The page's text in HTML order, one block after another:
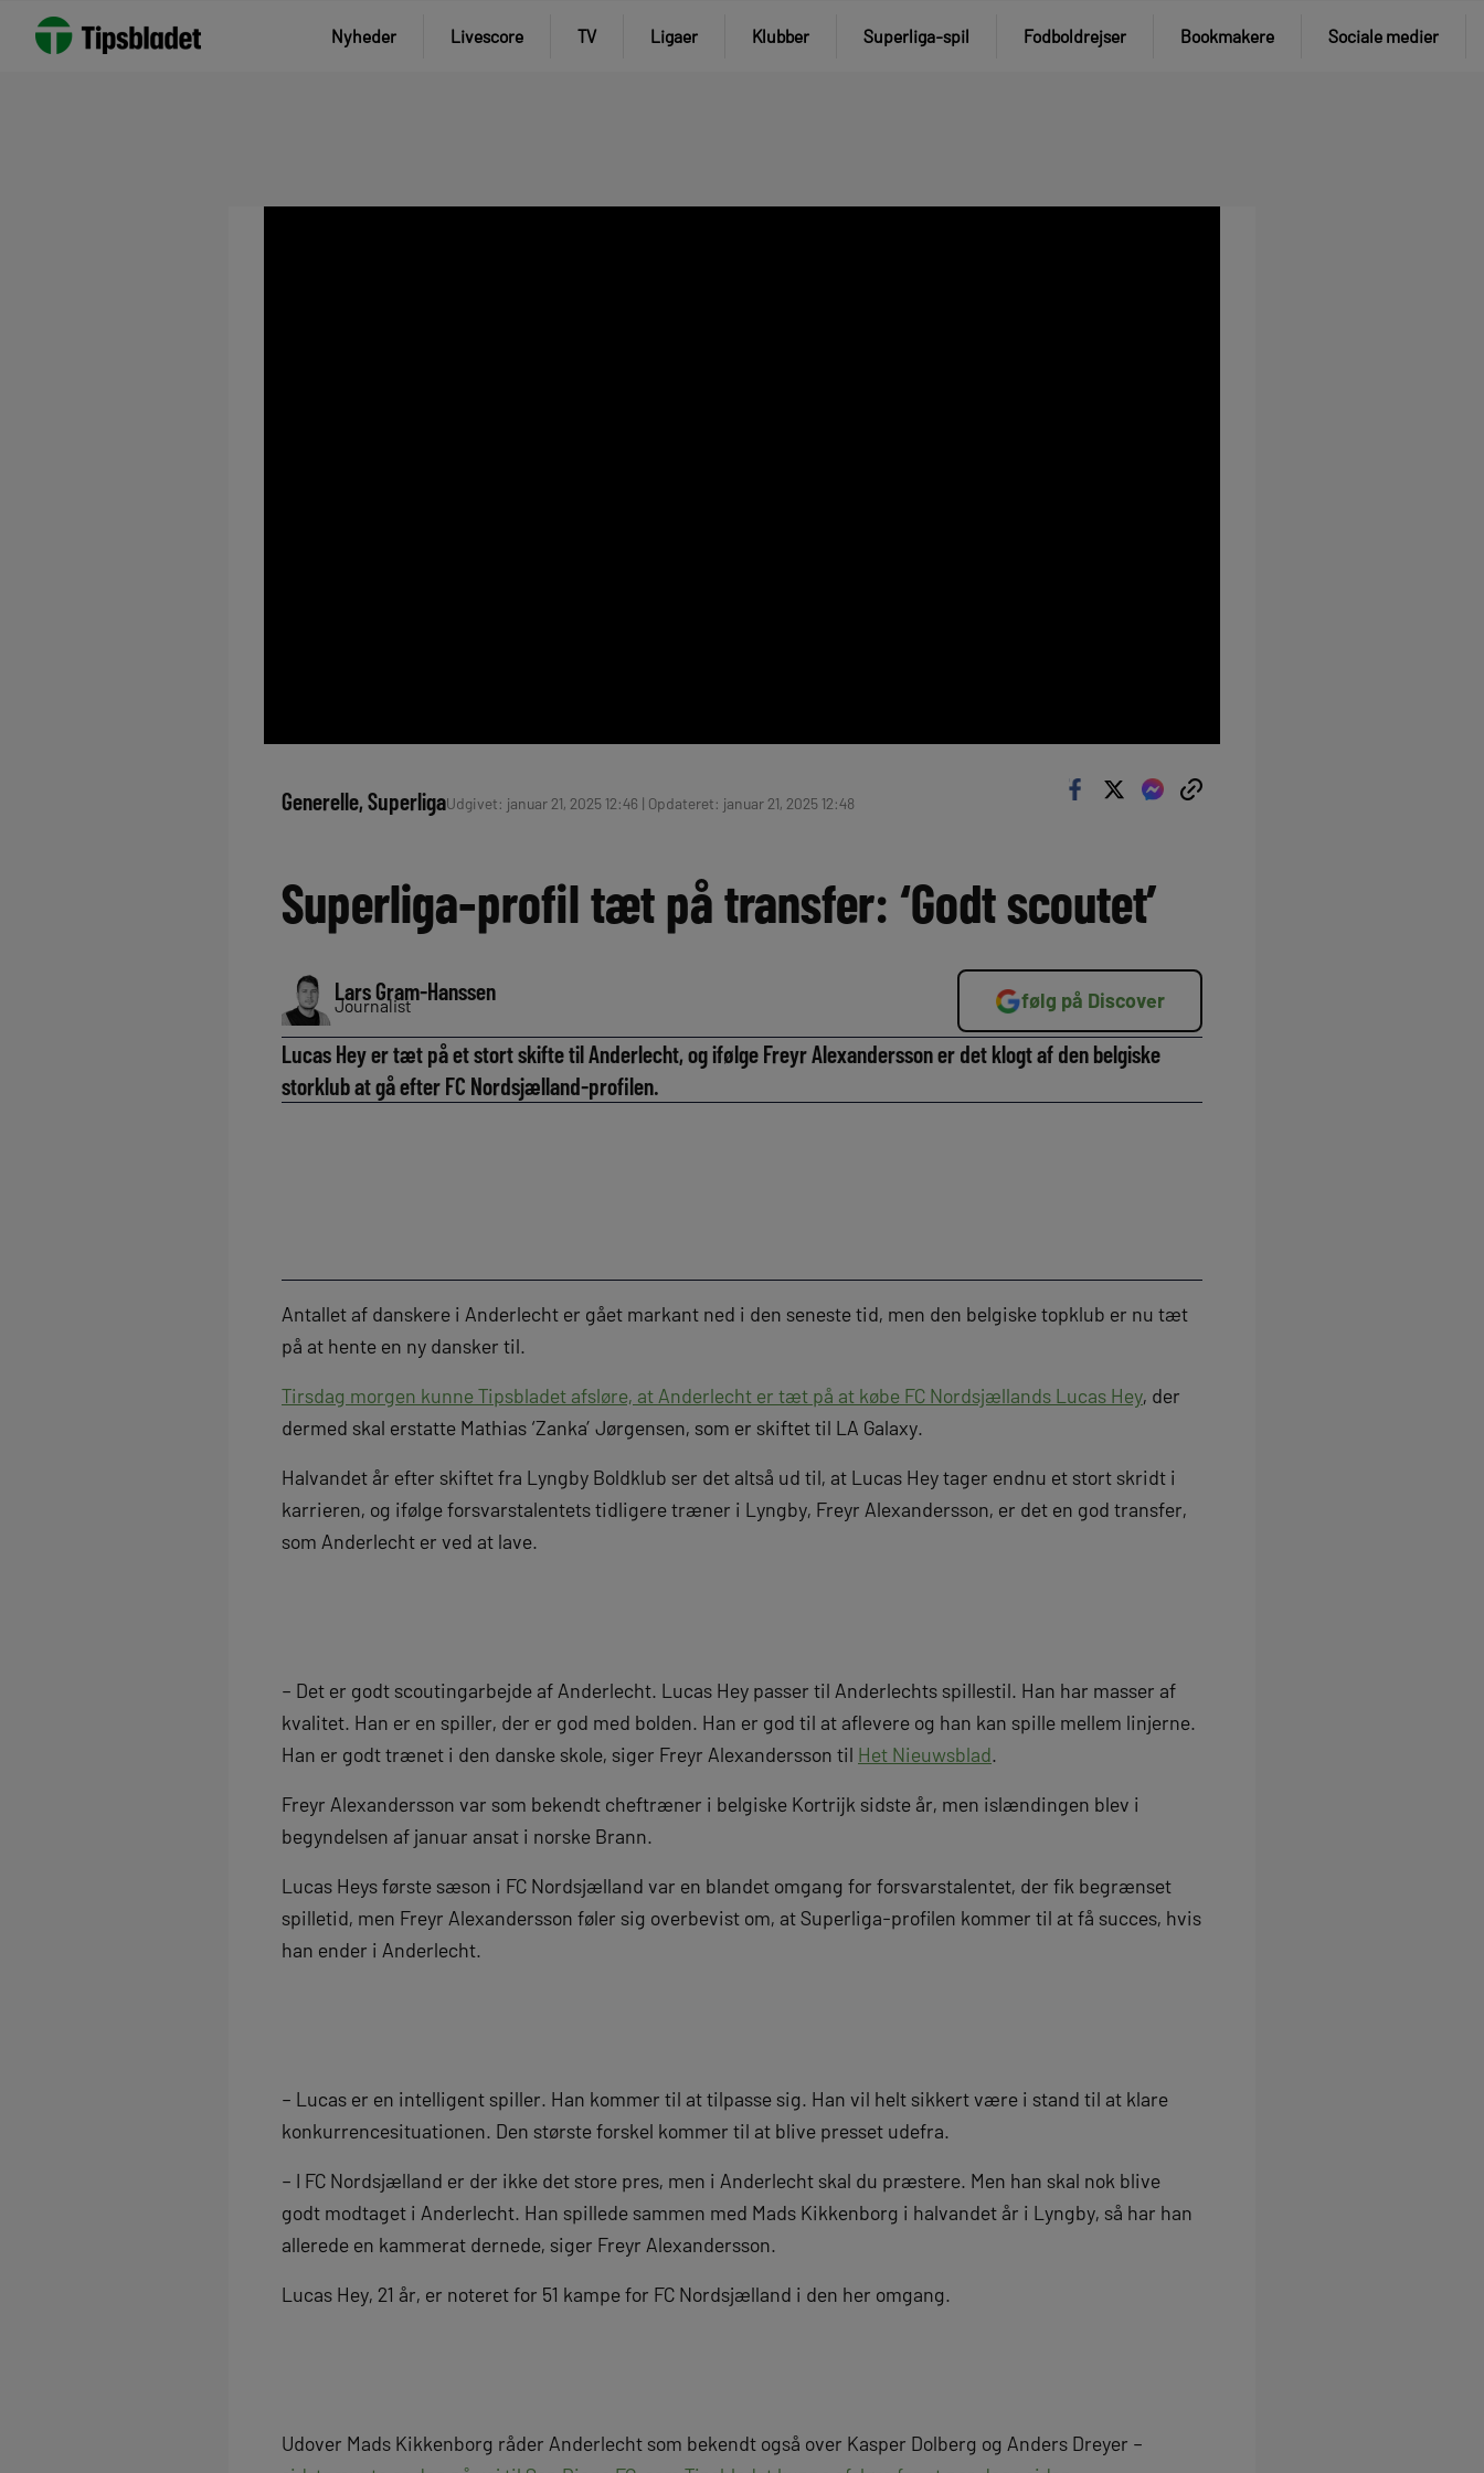
Nyheder Livescore TV Ligaer Klubber Superliga-spil Fodboldrejser Bookmakere Sociale medier
Generelle, SuperligaUdgivet: januar 21, 2025 12:46 | Opdateret: januar 21, 2025 12:48
Superliga-profil tæt på transfer: ‘Godt scoutet’
Lars Gram-Hanssen
Journalist følg på Discover
Lucas Hey er tæt på et stort skifte til Anderlecht, og ifølge Freyr Alexandersson er det klogt af den belgiske
storklub at gå efter FC Nordsjælland-profilen.
Antallet af danskere i Anderlecht er gået markant ned i den seneste tid, men den belgiske topklub er nu tæt
på at hente en ny dansker til.
Tirsdag morgen kunne Tipsbladet afsløre, at Anderlecht er tæt på at købe FC Nordsjællands Lucas Hey, der
dermed skal erstatte Mathias ‘Zanka’ Jørgensen, som er skiftet til LA Galaxy.
Halvandet år efter skiftet fra Lyngby Boldklub ser det altså ud til, at Lucas Hey tager endnu et stort skridt i
karrieren, og ifølge forsvarstalentets tidligere træner i Lyngby, Freyr Alexandersson, er det en god transfer,
som Anderlecht er ved at lave.
– Det er godt scoutingarbejde af Anderlecht. Lucas Hey passer til Anderlechts spillestil. Han har masser af
kvalitet. Han er en spiller, der er god med bolden. Han er god til at aflevere og han kan spille mellem linjerne.
Han er godt trænet i den danske skole, siger Freyr Alexandersson til Het Nieuwsblad.
Freyr Alexandersson var som bekendt cheftræner i belgiske Kortrijk sidste år, men islændingen blev i
begyndelsen af januar ansat i norske Brann.
Lucas Heys første sæson i FC Nordsjælland var en blandet omgang for forsvarstalentet, der fik begrænset
spilletid, men Freyr Alexandersson føler sig overbevist om, at Superliga-profilen kommer til at få succes, hvis
han ender i Anderlecht.
– Lucas er en intelligent spiller. Han kommer til at tilpasse sig. Han vil helt sikkert være i stand til at klare
konkurrencesituationen. Den største forskel kommer til at blive presset udefra.
– I FC Nordsjælland er der ikke det store pres, men i Anderlecht skal du præstere. Men han skal nok blive
godt modtaget i Anderlecht. Han spillede sammen med Mads Kikkenborg i halvandet år i Lyngby, så har han
allerede en kammerat dernede, siger Freyr Alexandersson.
Lucas Hey, 21 år, er noteret for 51 kampe for FC Nordsjælland i den her omgang.
Udover Mads Kikkenborg råder Anderlecht som bekendt også over Kasper Dolberg og Anders Dreyer –